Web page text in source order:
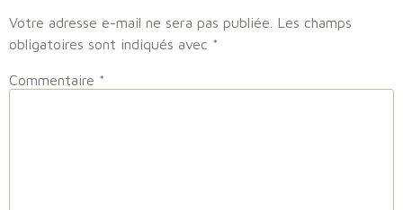
Votre adresse e-mail ne sera pas publiée. Les champs
obligatoires sont indiqués avec *
Commentaire *